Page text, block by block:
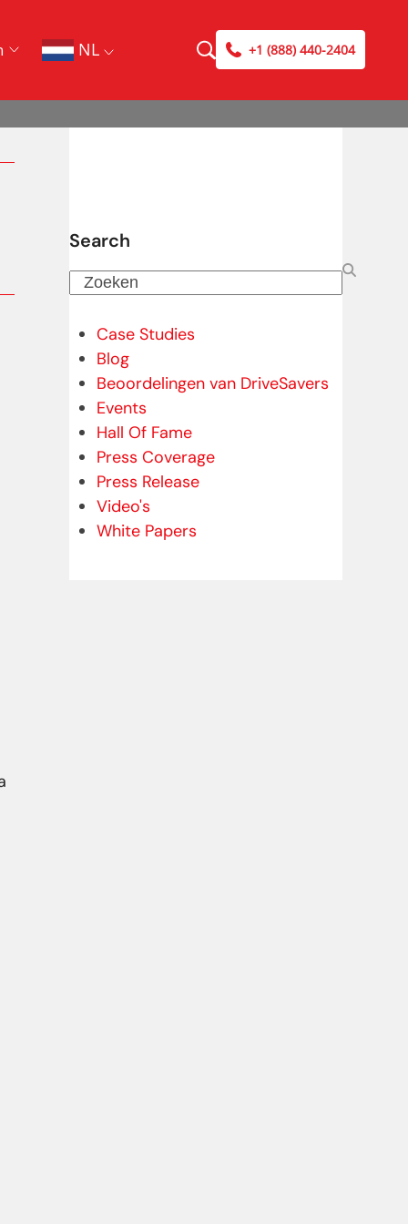
NL +1 (888) 440-2404
Search
Zoeken
Case Studies
Blog
Beoordelingen van DriveSavers
Events
Hall Of Fame
Press Coverage
Press Release
Video's
White Papers